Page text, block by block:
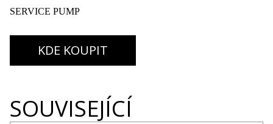
SERVICE PUMP
KDE KOUPIT
SOUVISEJÍCÍ